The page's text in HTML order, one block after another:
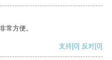
常方便。
支持[0] 反对[0]